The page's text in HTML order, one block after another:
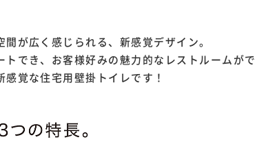
が広く感じられる、新感覚デザイン。
トでき、お客様好みの魅力的なレストルームが
覚な住宅用壁掛トイレです！